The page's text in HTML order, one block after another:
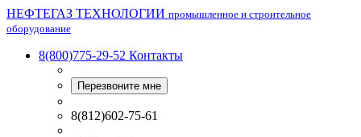
НЕФТЕГАЗ ТЕХНОЛОГИИ промышленное и строительное
оборудование
8(800)775-29-52 Контакты
Перезвоните мне
8(812)602-75-61